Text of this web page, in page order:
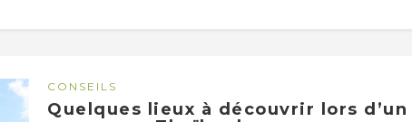
CONSEILS
Quelques lieux à découvrir lors d’un